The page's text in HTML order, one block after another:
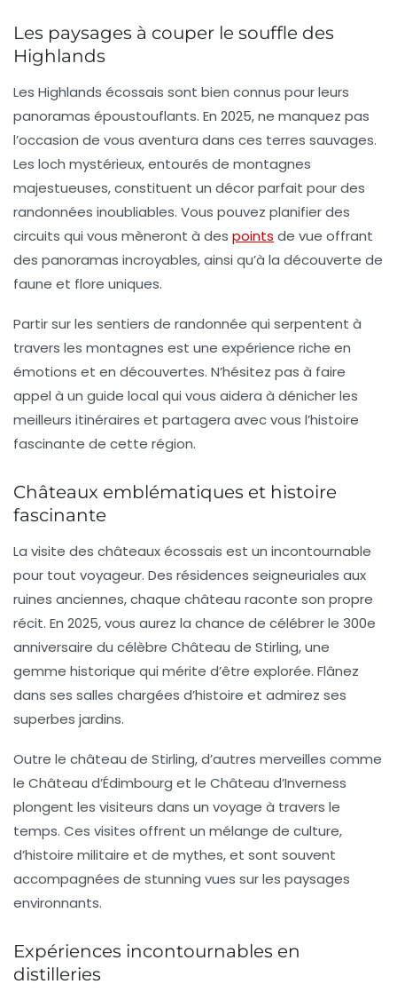
Les paysages à couper le souffle des
Highlands
Les Highlands écossais sont bien connus pour leurs
panoramas époustouflants. En 2025, ne manquez pas
l’occasion de vous aventura dans ces terres sauvages.
Les loch mystérieux, entourés de montagnes
majestueuses, constituent un décor parfait pour des
randonnées inoubliables. Vous pouvez planifier des
circuits qui vous mèneront à des points de vue offrant
des panoramas incroyables, ainsi qu’à la découverte de
faune et flore uniques.
Partir sur les sentiers de randonnée qui serpentent à
travers les montagnes est une expérience riche en
émotions et en découvertes. N’hésitez pas à faire
appel à un guide local qui vous aidera à dénicher les
meilleurs itinéraires et partagera avec vous l’histoire
fascinante de cette région.
Châteaux emblématiques et histoire
fascinante
La visite des châteauxécossais est un incontournable
pour tout voyageur. Des résidences seigneuriales aux
ruines anciennes, chaque château raconte son propre
récit. En 2025, vous aurez la chance de célébrer le 300e
anniversaire du célèbre Château de Stirling, une
gemme historique qui mérite d’être explorée. Flânez
dans ses salles chargées d’histoire et admirez ses
superbes jardins.
Outre le château de Stirling, d’autres merveilles comme
le Château d’Édimbourg et le Château d’Inverness
plongent les visiteurs dans un voyage à travers le
temps. Ces visites offrent un mélange de culture,
d’histoire militaire et de mythes, et sont souvent
accompagnées de stunning vues sur les paysages
environnants.
Expériences incontournables en
distilleries